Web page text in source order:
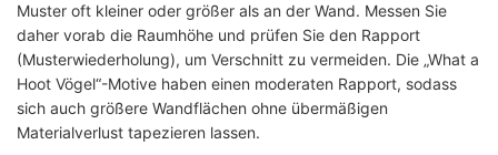
Muster oft kleiner oder größer als an der Wand. Messen Sie
daher vorab die Raumhöhe und prüfen Sie den Rapport
(Musterwiederholung), um Verschnitt zu vermeiden. Die „What a
Hoot Vögel“-Motive haben einen moderaten Rapport, sodass
sich auch größere Wandflächen ohne übermäßigen
Materialverlust tapezieren lassen.